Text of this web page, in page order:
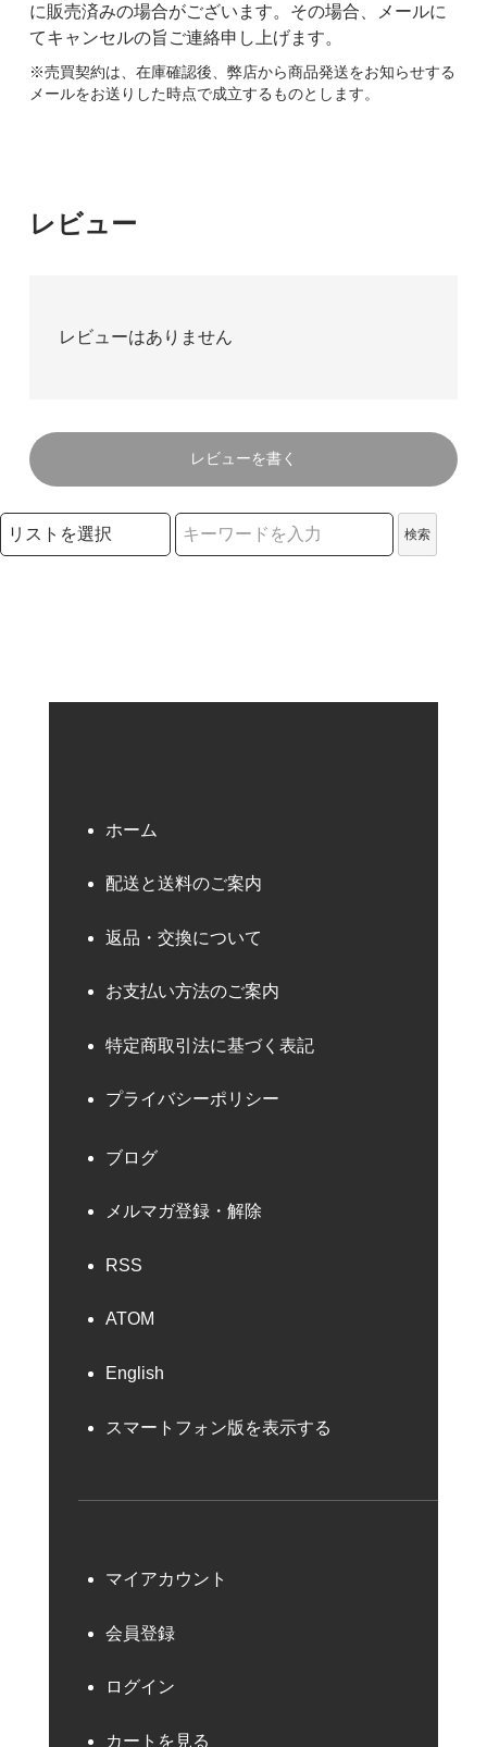
に販売済みの場合がございます。その場合、メールに
てキャンセルの旨ご連絡申し上げます。
※売買契約は、在庫確認後、弊店から商品発送をお知らせする
メールをお送りした時点で成立するものとします。
レビュー
レビューはありません
レビューを書く
検索リストの選択
検索
ホーム
配送と送料のご案内
返品・交換について
お支払い方法のご案内
特定商取引法に基づく表記
プライバシーポリシー
ブログ
メルマガ登録・解除
RSS
ATOM
English
スマートフォン版を表示する
マイアカウント
会員登録
ログイン
カートを見る